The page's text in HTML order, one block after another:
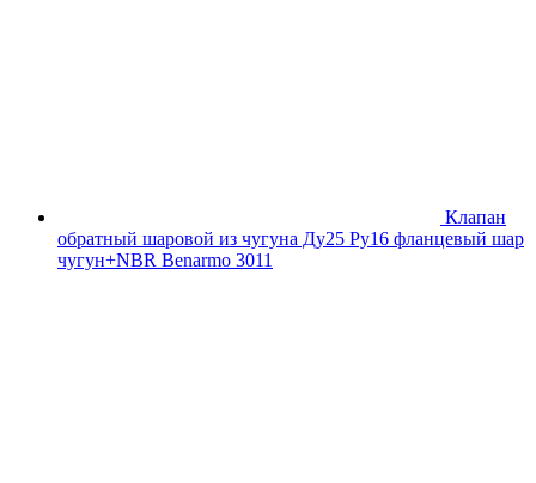
Клапан
обратный шаровой из чугуна Ду25 Ру16 фланцевый шар
чугун+NBR Benarmo 3011